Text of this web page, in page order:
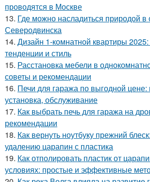
проводятся в Москве
13. Где можно насладиться природой в
Северодвинска
14. Дизайн 1-комнатной квартиры
тенденции и стиль
15. Расстановка мебели в
советы и рекомендации
16. Печи для гаража по выгодной
установка, обслуживание
17. Как выбрать печь для гаража на
рекомендации
18. Как вернуть ноутбуку прежний
удалению царапин с пластика
19. Как отполировать пластик от
условиях: простые и эффективные